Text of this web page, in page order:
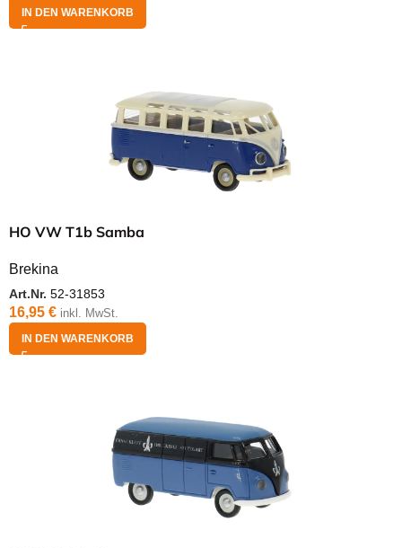
IN DEN WARENKORB
HO VW T1b Samba
Brekina
Art.Nr. 52-31853
16,95 € inkl. MwSt.
IN DEN WARENKORB